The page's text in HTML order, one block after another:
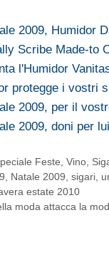
2009, Humidor
Scribe Made-to
l'Humidor
protegge i vostri
2009, per il
2009, doni per
Feste ,Vino,
Natale 2009 ,sigari
estate 2010
moda attacca la